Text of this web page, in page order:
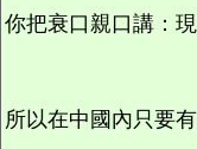
你把衰口親口講：
所以在中國內只要